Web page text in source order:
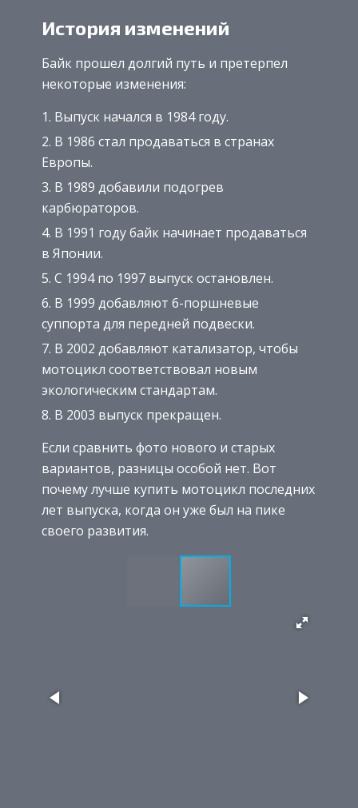
История изменений
Байк прошел долгий путь и претерпел
некоторые изменения:
Выпуск начался в 1984 году.
В 1986 стал продаваться в странах
Европы.
В 1989 добавили подогрев
карбюраторов.
В 1991 году байк начинает продаваться
в Японии.
С 1994 по 1997 выпуск остановлен.
В 1999 добавляют 6-поршневые
суппорта для передней подвески.
В 2002 добавляют катализатор, чтобы
мотоцикл соответствовал новым
экологическим стандартам.
В 2003 выпуск прекращен.
Если сравнить фото нового и старых
вариантов, разницы особой нет. Вот
почему лучше купить мотоцикл последних
лет выпуска, когда он уже был на пике
своего развития.